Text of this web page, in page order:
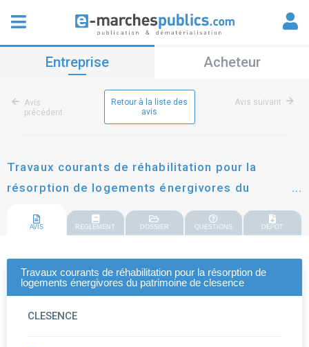
Entreprise Acheteur
Avis
précédent
Retour à la liste des
avis
Avis suivant
Travaux courants de réhabilitation pour la
résorption de logements énergivores du
patrimoine de clesence
AVIS REGLEMENT DOSSIER QUESTIONS DEPOT
Travaux courants de réhabilitation pour la résorption de
logements énergivores du patrimoine de clesence
CLESENCE